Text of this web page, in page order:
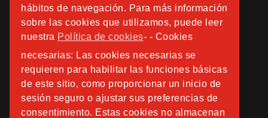
hábitos de navegación. Para más información
sobre las cookies que utilizamos, puede leer
nuestra Política de cookies- - Cookies
necesarias: Las cookies necesarias se
requieren para habilitar las funciones básicas
de este sitio, como proporcionar un inicio de
sesión seguro o ajustar sus preferencias de
consentimiento. Estas cookies no almacenan